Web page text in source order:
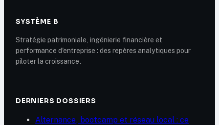
SYSTÈME B
Stratégie patrimoniale, ingénierie financière et
performance d'entreprise : des repères analytiques pour
piloter la croissance.
DERNIERS DOSSIERS
Alternance, bootcamp et réseau local : ce